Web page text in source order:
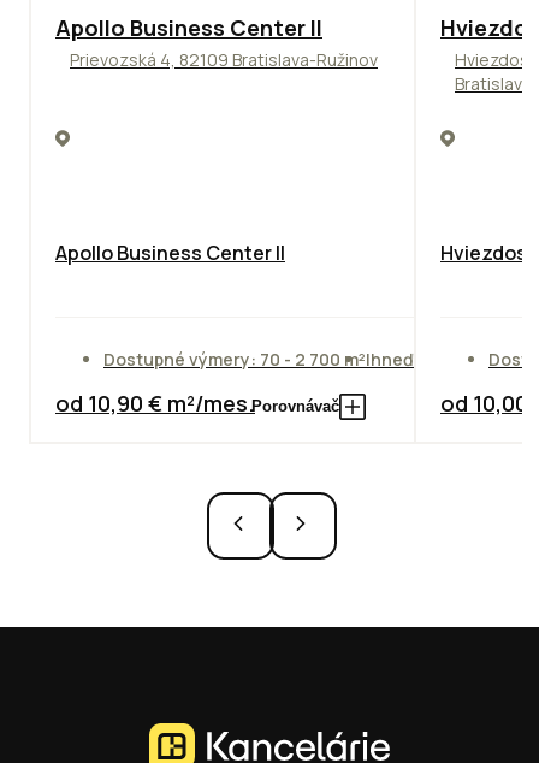
TOP NOVINKA ODPORÚČAME
Apollo Business Center II
Prievozská 4, 82109 Bratislava-Ružinov
Apollo Business Center II
Dostupné výmery: 70 - 2 700 m²Ihneď
od 10,90 € m²/mes.Porovnávač od 10,00